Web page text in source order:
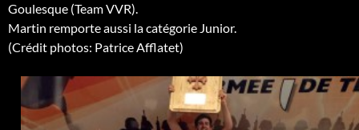
Goulesque (Team VVR).
Martin remporte aussi la catégorie Junior.
(Crédit photos: Patrice Afflatet)